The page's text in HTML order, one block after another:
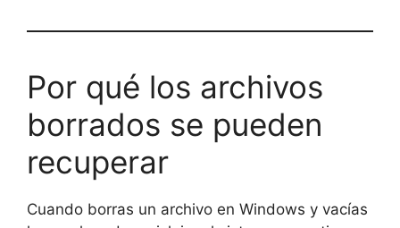
Por qué los archivos
borrados se pueden
recuperar
Cuando borras un archivo en Windows y vacías